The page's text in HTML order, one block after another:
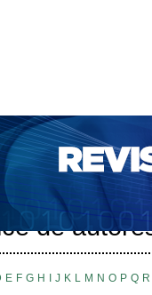
SOBRE ACESSO
PORTAL DE
DADOS E
Pesquisa >Índice de autores
de
E F G H J K L M N O P Q R